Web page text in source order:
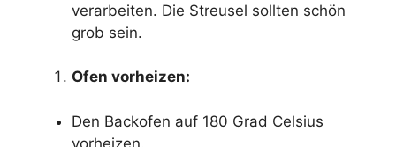
verarbeiten. Die Streusel sollten schön
grob sein.
Ofen vorheizen:
Den Backofen auf 180 Grad Celsius
vorheizen.